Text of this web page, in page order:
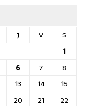
J V
S
1
6 7
8
13 14
15
20 21
22